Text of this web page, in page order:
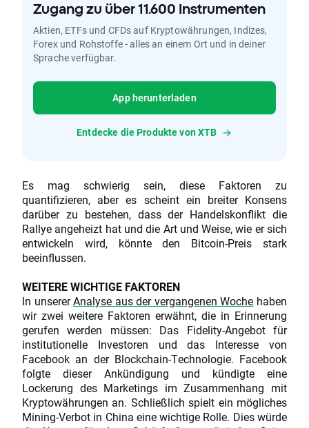
Zugang zu über 11.600 Instrumenten
Aktien, ETFs und CFDs auf Kryptowährungen, Indizes,
Forex und Rohstoffe - alles an einem Ort und in deiner
Sprache verfügbar.
App herunterladen
Entdecke die Produkte von XTB
Es mag schwierig sein, diese Faktoren zu
quantifizieren, aber es scheint ein breiter Konsens
darüber zu bestehen, dass der Handelskonflikt die
Rallye angeheizt hat und die Art und Weise, wie er sich
entwickeln wird, könnte den Bitcoin-Preis stark
beeinflussen.
WEITERE WICHTIGE FAKTOREN
In unsererAnalyse aus der vergangenen Woche haben
wir zwei weitere Faktoren erwähnt, die in Erinnerung
gerufen werden müssen: Das Fidelity-Angebot für
institutionelle Investoren und das Interesse von
Facebook an der Blockchain-Technologie. Facebook
folgte dieser Ankündigung und kündigte eine
Lockerung des Marketings im Zusammenhang mit
Kryptowährungen an. Schließlich spielt ein mögliches
Mining-Verbot in China eine wichtige Rolle. Dies würde